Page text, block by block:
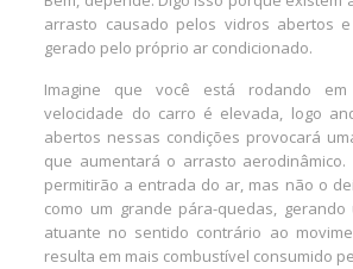
arrasto causado pelos vidros abertos
gerado pelo próprio ar condicionado.
Imagine que você está rodando
velocidade do carro é elevada, logo
abertos nessas condições provocará
que aumentará o arrasto
permitirão a entrada do ar, mas não o
como um grande pára-quedas,
atuante no sentido contrário ao
resulta em mais combustível consumido